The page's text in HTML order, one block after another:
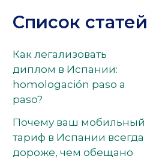
Список статей
Как легализовать
диплом в Испании:
homologación paso a
paso?
Почему ваш мобильный
тариф в Испании всегда
дороже, чем обещано